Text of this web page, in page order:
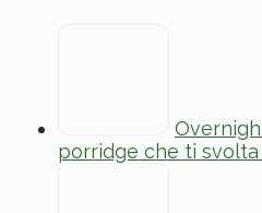
porridge che ti